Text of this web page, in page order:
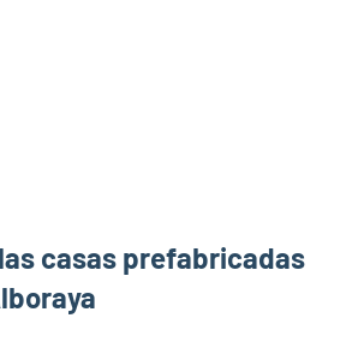
casas prefabricadas